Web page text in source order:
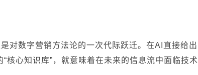
对数字营销方法论的一次代际跃迁。在AI直接给出
核心知识库”，就意味着在未来的信息流中面临技术